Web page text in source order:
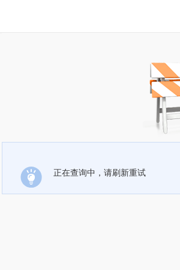
正在查询中，请刷新重试